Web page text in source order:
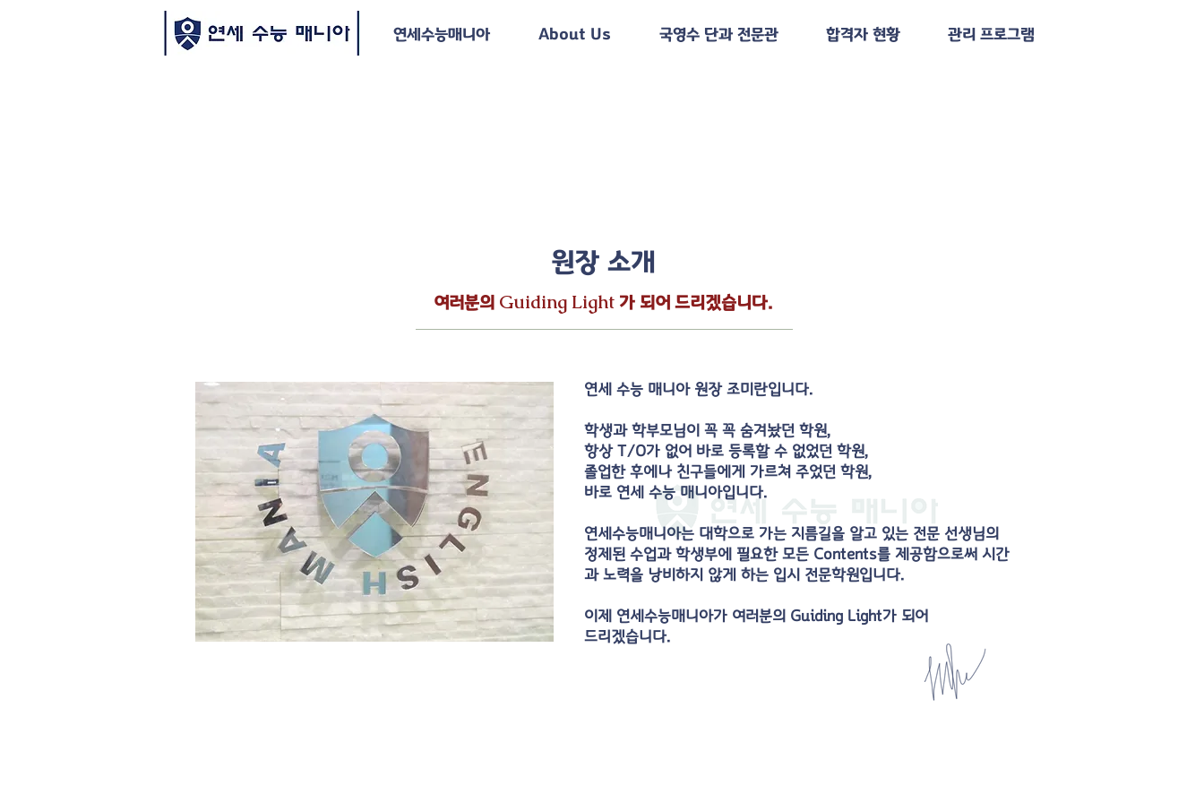
연세수능매니아 About Us 국영수 단과 전문관 합격자 현황 관리 프로그램
원장 소개
여러분의 Guiding Light 가 되어 드리겠습니다.
연세 수능 매니아 원장 조미란입니다.
학생과 학부모님이 꼭 꼭 숨겨놨던 학원,
항상 T/O가 없어 바로 등록할 수 없었던 학원,
졸업한 후에나 친구들에게 가르쳐 주었던 학원,
바로 연세 수능 매니아입니다.
연세수능매니아는 대학으로 가는 지름길을 알고 있는 전문 선생님의
정제된 수업과 학생부에 필요한 모든 Contents를 제공함으로써 시간
과 노력을 낭비하지 않게 하는 입시 전문학원입니다.
이제 연세수능매니아가 여러분의 Guiding Light가 되어
드리겠습니다.